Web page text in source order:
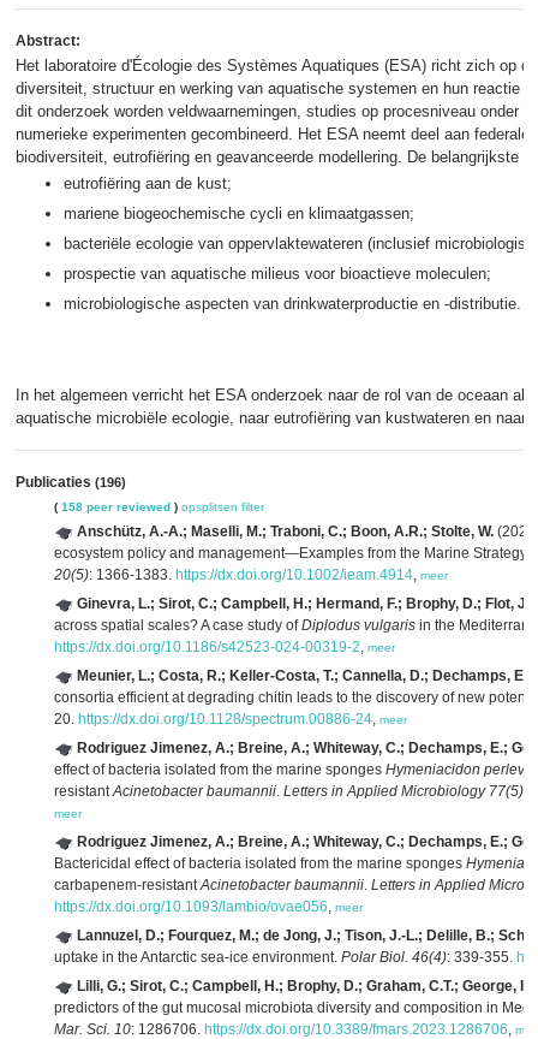
Abstract:
Het laboratoire d'Écologie des Systèmes Aquatiques (ESA) richt zich op
diversiteit, structuur en werking van aquatische systemen en hun reactie
dit onderzoek worden veldwaarnemingen, studies op procesniveau onder
numerieke experimenten gecombineerd. Het ESA neemt deel aan
biodiversiteit, eutrofiëring en geavanceerde modellering. De belangrijkste
eutrofiëring aan de kust;
mariene biogeochemische cycli en klimaatgassen;
bacteriële ecologie van oppervlaktewateren (inclusief
prospectie van aquatische milieus voor bioactieve moleculen;
microbiologische aspecten van drinkwaterproductie en -distributie.
In het algemeen verricht het ESA onderzoek naar de rol van de oceaan
aquatische microbiële ecologie, naar eutrofiëring van kustwateren en naar
Publicaties (196)
( 158 peer reviewed ) opsplitsen filter
Anschütz, A.-A.; Maselli, M.; Traboni, C.; Boon, A.R.; Stolte, W.
ecosystem policy and management—Examples from the Marine Strategy
20(5): 1366-1383. https://dx.doi.org/10.1002/ieam.4914, meer
Ginevra, L.; Sirot, C.; Campbell, H.; Hermand, F.; Brophy, D.; Flot, J.-
across spatial scales? A case study ofDiplodus vulgaris in the
https://dx.doi.org/10.1186/s42523-024-00319-2, meer
Meunier, L.; Costa, R.; Keller-Costa, T.; Cannella, D.; Dechamps, E.;
consortia efficient at degrading chitin leads to the discovery of new
20. https://dx.doi.org/10.1128/spectrum.00886-24, meer
Rodriguez Jimenez, A.; Breine, A.; Whiteway, C.; Dechamps, E.;
effect of bacteria isolated from the marine sponges Hymeniacidon perlevis
resistantAcinetobacter baumannii. Letters in Applied Microbiology 77(5)
meer
Rodriguez Jimenez, A.; Breine, A.; Whiteway, C.; Dechamps, E.;
Bactericidal effect of bacteria isolated from the marine sponges
carbapenem-resistantAcinetobacter baumannii. Letters in Applied
https://dx.doi.org/10.1093/lambio/ovae056, meer
Lannuzel, D.; Fourquez, M.; de Jong, J.; Tison, J.-L.; Delille, B.;
uptake in the Antarctic sea-ice environment. Polar Biol. 46(4): 339-355.
Lilli, G.; Sirot, C.; Campbell, H.; Brophy, D.; Graham, C.T.; George, I.F.
predictors of the gut mucosal microbiota diversity and composition in
Mar. Sci. 10: 1286706. https://dx.doi.org/10.3389/fmars.2023.1286706,